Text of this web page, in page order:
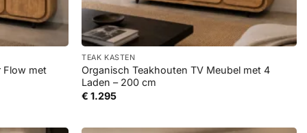
Flow met
+
TEAK KASTEN
Organisch Teakhouten TV Meubel met 4
Laden – 200 cm
€ 1.295